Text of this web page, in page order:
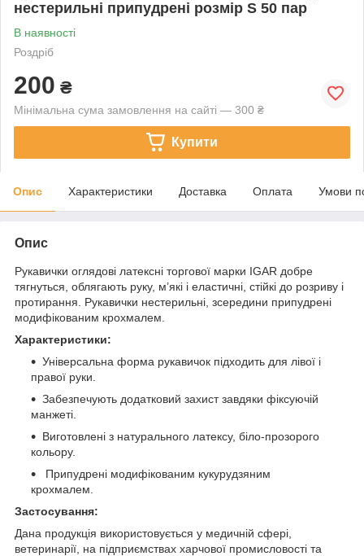
нестерильні припудрені розмір S 50 пар
В наявності
Роздріб
200 ₴
Мінімальна сума замовлення на сайті — 300 ₴
Купити
Опис Характеристики Доставка Оплата Умови
Опис
Рукавички оглядові латексні торгової марки IGAR добре
тягнуться, облягають руку, м’які і еластичні, стійкі до розриву і
протирання. Рукавички нестерильні, зсередини припудрені
модифікованим крохмалем.
Характеристики:
Універсальна форма рукавичок підходить для лівої і
правої руки.
Забезпечують додатковий захист завдяки фіксуючій
манжеті.
Виготовлені з натурального латексу, біло-прозорого
кольору.
Припудрені модифікованим кукурудзяним
крохмалем.
Застосування:
Дана продукція використовується у медичній сфері,
ветеринарії, на підприємствах харчової промисловості та